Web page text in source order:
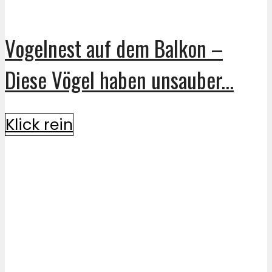
Vogelnest auf dem Balkon –
Diese Vögel haben unsauber...
Klick rein